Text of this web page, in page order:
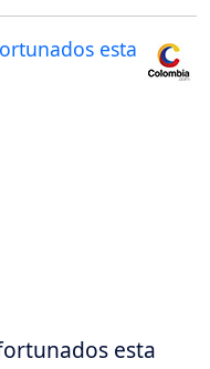
esta